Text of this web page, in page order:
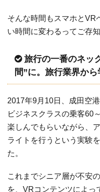
そんな時間もスマホとVR
い時間に変わるってご存
旅行の一番のネッ
間”に。旅行業界か
2017年9月10日、成田空
ビジネスクラスの乗客60
楽しんでもらいながら、
ライトを行うという実験
た。
これまでシニア層が不安
を、VRコンテンツによっ